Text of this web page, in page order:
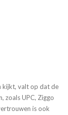
kijkt, valt op dat de
zoals UPC, Ziggo
is ook